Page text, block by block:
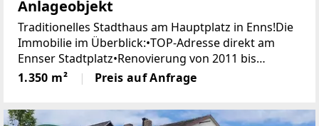
Anlageobjekt
Traditionelles Stadthaus am Hauptplatz in Enns!Die
Immobilie im Überblick:•TOP-Adresse direkt am
Ennser Stadtplatz•Renovierung von 2011 bis
2013•Planung von Haas Architektur•Penthouse mit
Traum-Ausblick•exklusive
1.350 m² Preis auf Anfrage